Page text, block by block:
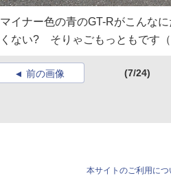
マイナー色の青のGT-Rがこんな
くない? そりゃごもっともです（
前の画像 (7/24)
本サイトのご利用につ